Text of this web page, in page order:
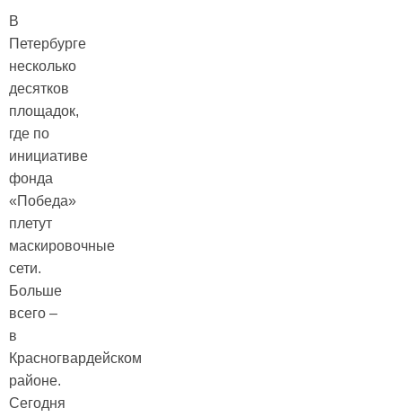
В
Петербурге
несколько
десятков
площадок,
где по
инициативе
фонда
«Победа»
плетут
маскировочные
сети.
Больше
всего –
в
Красногвардейском
районе.
Сегодня